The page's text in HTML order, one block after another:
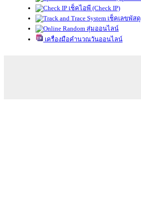
เช็คไอพี (Check IP)
เช็คเลขพัสดุ
สุ่มออนไลน์
เครื่องมือคำนวณวันออนไลน์